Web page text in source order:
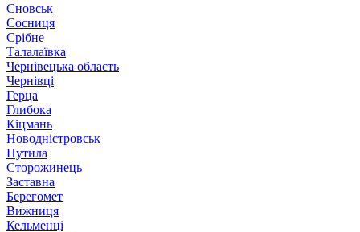
Сновськ
Сосниця
Срібне
Талалаївка
Чернівецька область
Чернівці
Герца
Глибока
Кіцмань
Новодністровськ
Путила
Сторожинець
Заставна
Берегомет
Вижниця
Кельменці